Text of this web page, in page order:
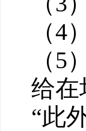
（4
（5
给在
“此